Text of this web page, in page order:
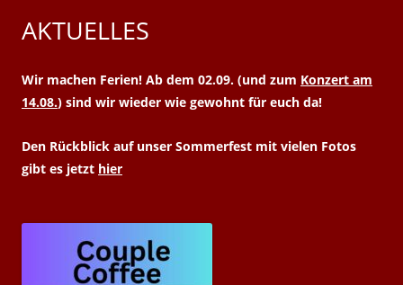
AKTUELLES
Wir machen Ferien! Ab dem 02.09. (und zum Konzert am
14.08.) sind wir wieder wie gewohnt für euch da!
Den Rückblick auf unser Sommerfest mit vielen Fotos
gibt es jetzt hier